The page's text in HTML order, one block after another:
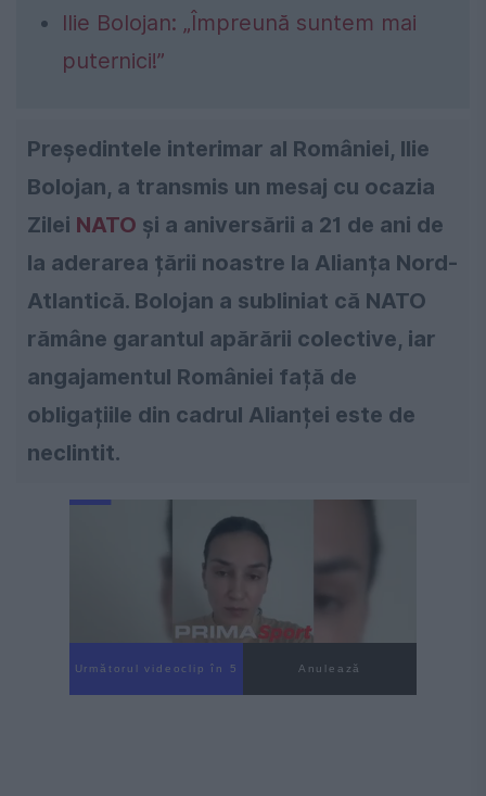
Ilie Bolojan: „Împreună suntem mai
puternici!”
Președintele interimar al României, Ilie
Bolojan, a transmis un mesaj cu ocazia
Zilei NATO și a aniversării a 21 de ani de
la aderarea țării noastre la Alianța Nord-
Atlantică. Bolojan a subliniat că NATO
rămâne garantul apărării colective, iar
angajamentul României față de
obligațiile din cadrul Alianței este de
neclintit.
Următorul videoclip în 4 Anulează